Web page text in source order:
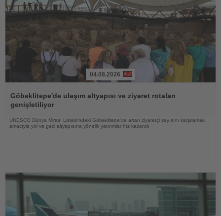
Oku
04.08.2026
Göbeklitepe'de ulaşım altyapısı ve ziyaret rotaları
genişletiliyor
UNESCO Dünya Mirası Listesi'ndeki Göbeklitepe'de artan ziyaretçi sayısını karşılamak
amacıyla yol ve gezi altyapısına yönelik yatırımlar hız kazandı